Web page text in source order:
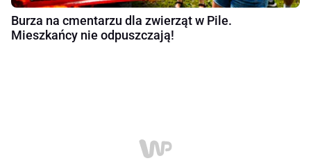
Burza na cmentarzu dla zwierząt w Pile.
Mieszkańcy nie odpuszczają!